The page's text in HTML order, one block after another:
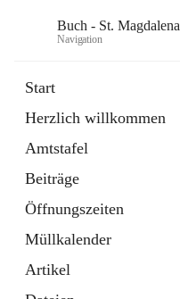
Buch - St. Magdalena
Navigation
Start
Herzlich willkommen
Amtstafel
Beiträge
Öffnungszeiten
Müllkalender
Artikel